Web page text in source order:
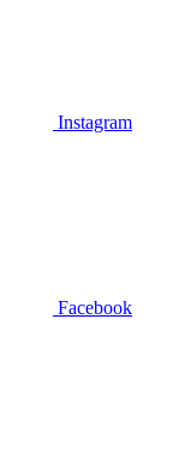
Instagram
Facebook